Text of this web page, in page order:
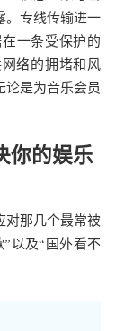
。专线传输进一
一条受保护的
络的拥堵和风
论是为音乐会员
你的娱乐
对那几个最常被
以及“国外看不